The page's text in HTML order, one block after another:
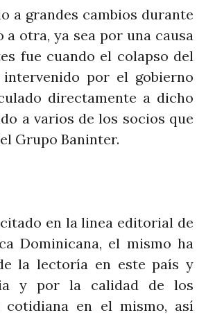
a grandes cambios durante
a otra, ya sea por una causa
fue cuando el colapso del
por el gobierno
directamente a dicho
a varios de los socios que
Grupo Baninter.
en la linea editorial de
Dominicana, el mismo ha
la lectoría en este país y
y por la calidad de los
en el mismo, así